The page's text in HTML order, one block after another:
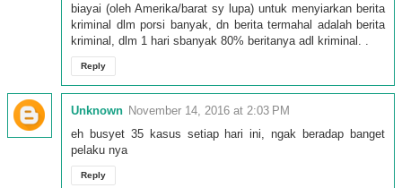
biayai (oleh Amerika/barat sy lupa) untuk menyiarkan berita
kriminal dlm porsi banyak, dn berita termahal adalah berita
kriminal, dlm 1 hari sbanyak 80% beritanya adl kriminal. .
Reply
Unknown November 14, 2016 at 2:03 PM
eh busyet 35 kasus setiap hari ini, ngak beradap banget
pelaku nya
Reply